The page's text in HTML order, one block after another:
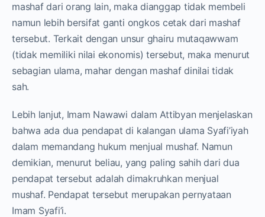
mashaf dari orang lain, maka dianggap tidak membeli
namun lebih bersifat ganti ongkos cetak dari mashaf
tersebut. Terkait dengan unsur ghairu mutaqawwam
(tidak memiliki nilai ekonomis) tersebut, maka menurut
sebagian ulama, mahar dengan mashaf dinilai tidak
sah.
Lebih lanjut, Imam Nawawi dalam Attibyan menjelaskan
bahwa ada dua pendapat di kalangan ulama Syafi’iyah
dalam memandang hukum menjual mushaf. Namun
demikian, menurut beliau, yang paling sahih dari dua
pendapat tersebut adalah dimakruhkan menjual
mushaf. Pendapat tersebut merupakan pernyataan
Imam Syafi’i.